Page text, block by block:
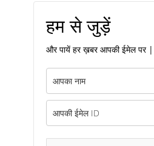
हम से जुड़ें
और पायें हर ख़बर आपकी ईमेल पर |